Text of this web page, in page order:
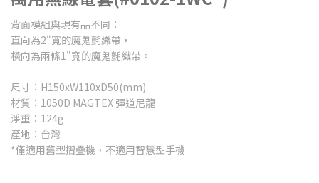
背面模組與現有品不同：
直向為2"寬的魔鬼氈織帶，
橫向為兩條1"寬的魔鬼氈織帶。
尺寸：H150xW110xD50(mm)
材質：1050D MAGTEX 彈道尼龍
淨重：124g
產地：台灣
*僅適用舊型摺疊機，不適用智慧型手機